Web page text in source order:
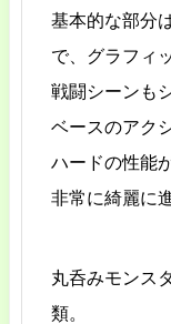
基本的な部分
で、グラフィ
戦闘シーンも
ベースのアク
ハードの性能
非常に綺麗に
丸呑みモンス
類。